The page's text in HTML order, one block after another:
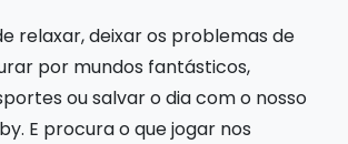
relaxar, deixar os problemas de
por mundos fantásticos,
ou salvar o dia com o nosso
E procura o que jogar nos